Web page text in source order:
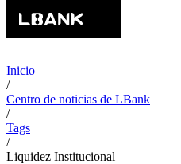
Inicio
/
Centro de noticias de LBank
/
Tags
/
Liquidez Institucional